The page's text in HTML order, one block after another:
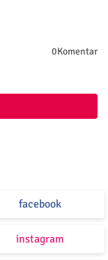
0Komentar
facebook
instagram